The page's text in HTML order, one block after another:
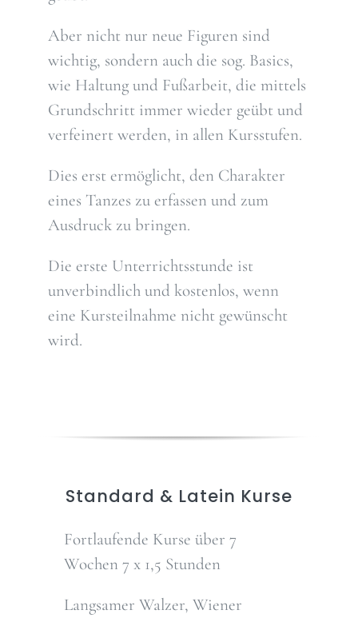
Aber nicht nur neue Figuren sind
wichtig, sondern auch die sog. Basics,
wie Haltung und Fußarbeit, die mittels
Grundschritt immer wieder geübt und
verfeinert werden, in allen Kursstufen.
Dies erst ermöglicht, den Charakter
eines Tanzes zu erfassen und zum
Ausdruck zu bringen.
Die erste Unterrichtsstunde ist
unverbindlich und kostenlos, wenn
eine Kursteilnahme nicht gewünscht
wird.
Standard & Latein Kurse
Fortlaufende Kurse über 7
Wochen 7 x 1,5 Stunden
Langsamer Walzer, Wiener